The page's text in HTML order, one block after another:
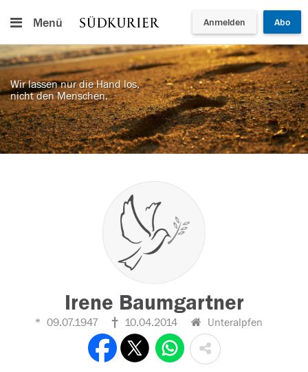
Menü Anmelden Abo
Wir lassen nur die Hand los,
nicht den Menschen.
Irene Baumgartner
09.07.1947 10.04.2014 Unteralpfen